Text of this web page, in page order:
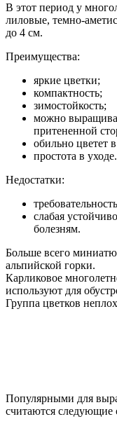
В этот период у
лиловые, темно-
до 4 см.
Преимущества:
яркие цветки;
компактность;
зимостойкость;
можно
притененной
обильно цветет
простота в уходе.
Недостатки:
слабая
болезням.
Больше всего
альпийской горки.
Карликовое
используют для
Группа цветков
Популярными для
считаются следующие